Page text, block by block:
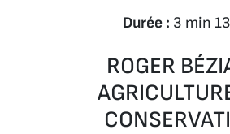
Durée : 3 min
ROGER